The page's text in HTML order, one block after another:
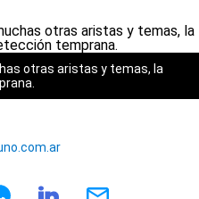
otras aristas y temas, la